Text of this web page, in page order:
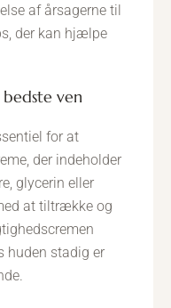
af årsagerne til
der kan hjælpe
ven
for at
der indeholder
glycerin eller
at tiltrække og
huden stadig er